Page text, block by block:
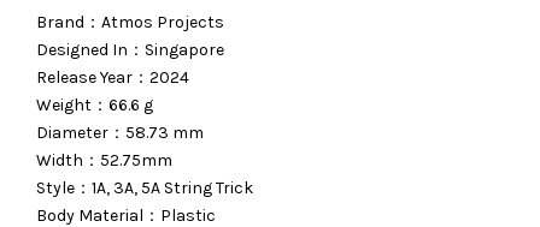
Brand ： Atmos Projects
Designed In：Singapore
Release Year ： 2024
Weight：66.6 g
Diameter：58.73 mm
Width：52.75mm
Style ： 1A, 3A, 5A String Trick
Body Material ： Plastic